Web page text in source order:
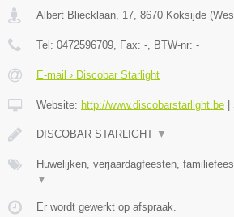
Albert Bliecklaan, 17 8670 Koksijde (
Tel: 0472596709 , Fax: - , BTW-nr: -
E-mail › Discobar Starlight
Website: http://www.discobarstarlight.be
DISCOBAR STARLIGHT ▼
Huwelijken, verjaardagfeesten,
▼
Er wordt gewerkt op afspraak.